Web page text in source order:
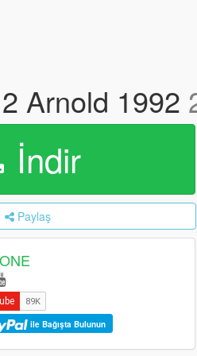
Arnold 1992
İndir
Paylaş
ile Bağışta Bulunun